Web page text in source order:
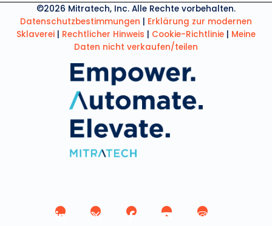
©2026 Mitratech, Inc. Alle Rechte vorbehalten.
Datenschutzbestimmungen | Erklärung zur modernen
Sklaverei | Rechtlicher Hinweis | Cookie-Richtlinie | Meine
Daten nicht verkaufen/teilen